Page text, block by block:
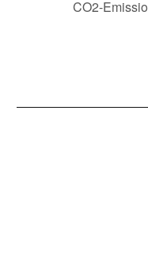
CO2-